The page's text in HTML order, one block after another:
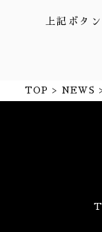
上記ボタ
TOP NEWS